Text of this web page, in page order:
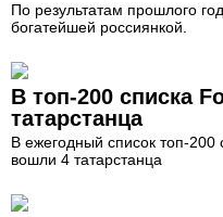
По результатам прошлого
богатейшей россиянкой.
В топ-200 списка
татарстанца
В ежегодный список топ-
вошли 4 татарстанца